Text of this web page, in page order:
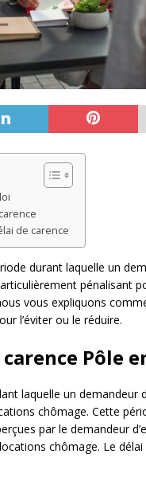
de carence
durant laquelle un
pénalisant
vous expliquons
l’éviter ou le réduire.
Pôle
laquelle un demandeur
chômage. Cette
par le demandeur
chômage. Le